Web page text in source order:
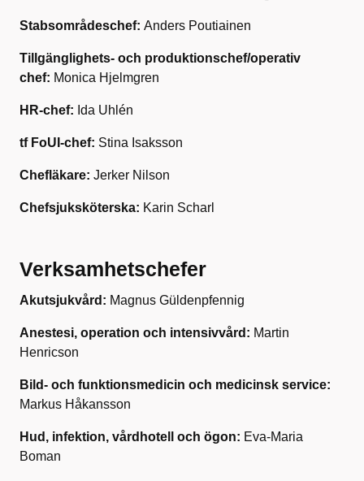
Stabsområdeschef: Anders Poutiainen
Tillgänglighets- och produktionschef/operativ
chef: Monica Hjelmgren
HR-chef: Ida Uhlén
tf FoUI-chef: Stina Isaksson
Chefläkare: Jerker Nilson
Chefsjuksköterska: Karin Scharl
Verksamhetschefer
Akutsjukvård: Magnus Güldenpfennig
Anestesi, operation och intensivvård: Martin
Henricson
Bild- och funktionsmedicin och medicinsk service:
Markus Håkansson
Hud, infektion, vårdhotell och ögon: Eva-Maria
Boman